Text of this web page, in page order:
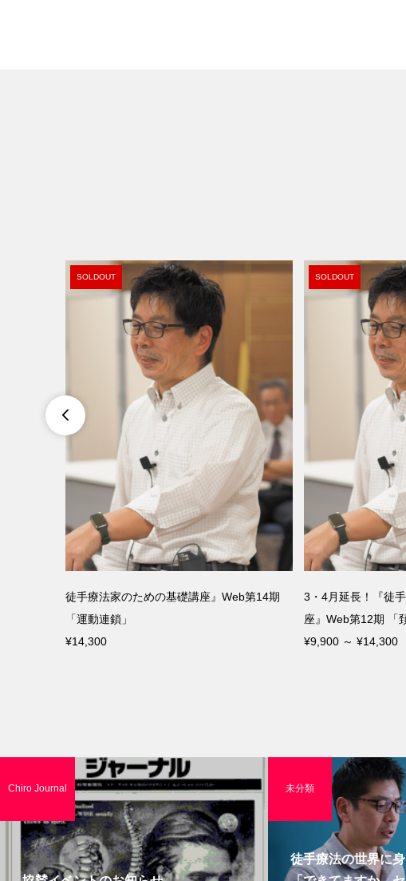

講座』Web第14期
SOLDOUT
3・4月延長！『徒手療法家のための基礎講
座』Web第12期 「頚椎アプローチの安全...
『局在
扼障害
¥13,200
Chiro Journal
徒手療法の世界に
未分類